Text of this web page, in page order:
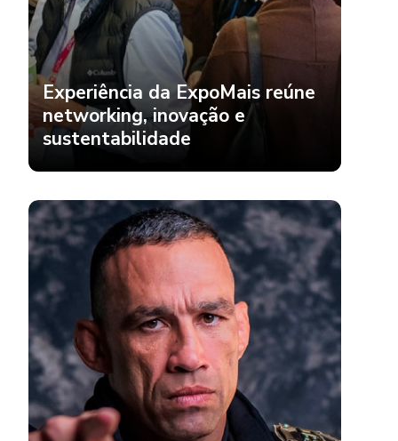
Experiência da ExpoMais reúne
networking, inovação e
sustentabilidade